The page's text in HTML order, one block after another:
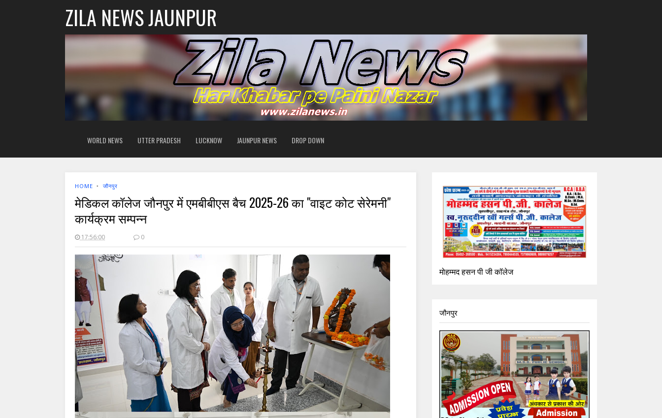
ZILA NEWS JAUNPUR
WORLD NEWS UTTER PRADESH LUCKNOW JAUNPUR NEWS DROP DOWN
HOME ‣ जौनपुर
मेडिकल कॉलेज जौनपुर में एमबीबीएस बैच 2025-26 का "वाइट कोट सेरेमनी"
कार्यक्रम सम्पन्न
17:56:00 0
मोहम्मद हसन पी जी कॉलेज
जौनपुर